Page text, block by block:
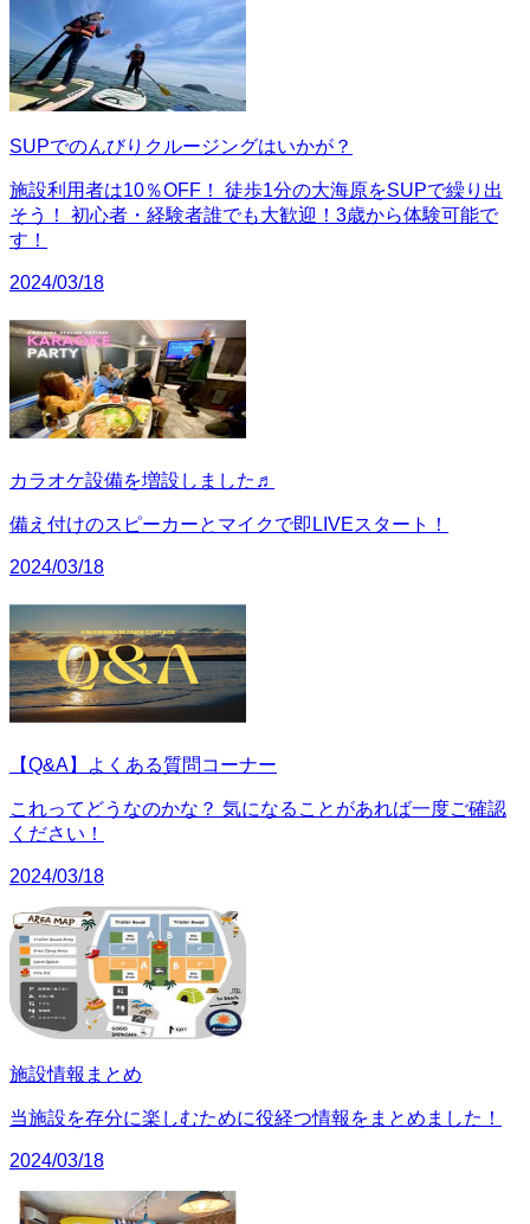
SUPでのんびりクルージングはいかが？
施設利用者は10％OFF！ 徒歩1分の大海原をSUPで繰り出
そう！ 初心者・経験者誰でも大歓迎！3歳から体験可能で
す！
2024/03/18
カラオケ設備を増設しました♬
備え付けのスピーカーとマイクで即LIVEスタート！
2024/03/18
【Q&A】よくある質問コーナー
これってどうなのかな？ 気になることがあれば一度ご確認
ください！
2024/03/18
施設情報まとめ
当施設を存分に楽しむために役経つ情報をまとめました！
2024/03/18